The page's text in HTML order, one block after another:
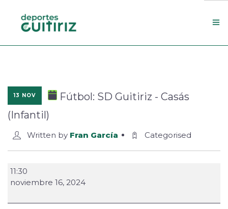
Actualidade
Contacto
Concello
13 NOV
Fútbol: SD Guitiriz - Casás
(Infantil)
Written by Fran García Categorised
11:30
noviembre 16, 2024